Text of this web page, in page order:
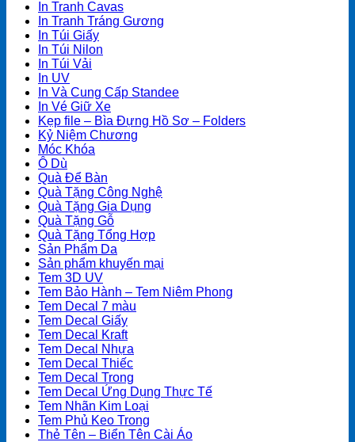
In Tranh Cavas
In Tranh Tráng Gương
In Túi Giấy
In Túi Nilon
In Túi Vải
In UV
In Và Cung Cấp Standee
In Vé Giữ Xe
Kẹp file – Bìa Đựng Hồ Sơ – Folders
Kỷ Niệm Chương
Móc Khóa
Ô Dù
Quà Để Bàn
Quà Tặng Công Nghệ
Quà Tặng Gia Dụng
Quà Tặng Gỗ
Quà Tặng Tổng Hợp
Sản Phẩm Da
Sản phẩm khuyến mại
Tem 3D UV
Tem Bảo Hành – Tem Niêm Phong
Tem Decal 7 màu
Tem Decal Giấy
Tem Decal Kraft
Tem Decal Nhựa
Tem Decal Thiếc
Tem Decal Trong
Tem Decal Ứng Dụng Thực Tế
Tem Nhãn Kim Loại
Tem Phủ Keo Trong
Thẻ Tên – Biển Tên Cài Áo